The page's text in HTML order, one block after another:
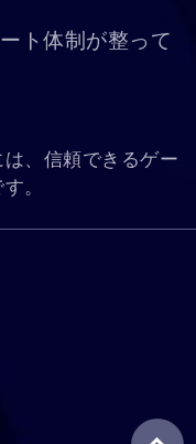
ト体制が整って
、信頼できるゲー
。